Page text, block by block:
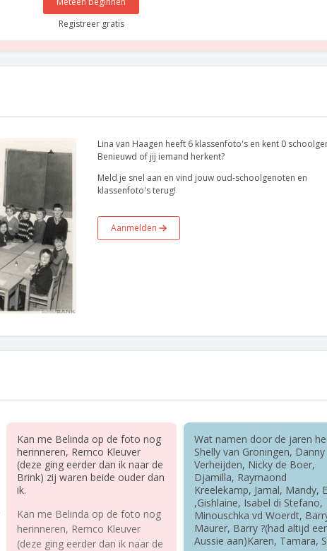
Registreer gratis
Lina van Haagen heeft 6 klassenfoto's en kent 0
Benieuwd of jij iemand herkent?
Meld je snel aan en vind jouw oud-schoolgenoten en
klassenfoto's terug!
Aanmelden
Kan me Belinda op de foto nog
herinneren, Remco Kleuver
(deze ging eerder dan ik naar de
Brink) zij waren beide ouder dan
ik.
Kan me Belinda op de foto nog
herinneren, Remco Kleuver
(deze ging eerder dan ik naar de
Wat namen door de jaren
Shelly van Groningen, Danny
Verheijden, Nicky de Boer,
Djamilla, Raymaond
Kreelekamp, Jamal, Mandy,
,Gishlaine, Isabel di Stefano,
Minouschka vd Woerdt,
Maurer, Barry ?(had altijd
Aussie aan)Karen, Tamara,